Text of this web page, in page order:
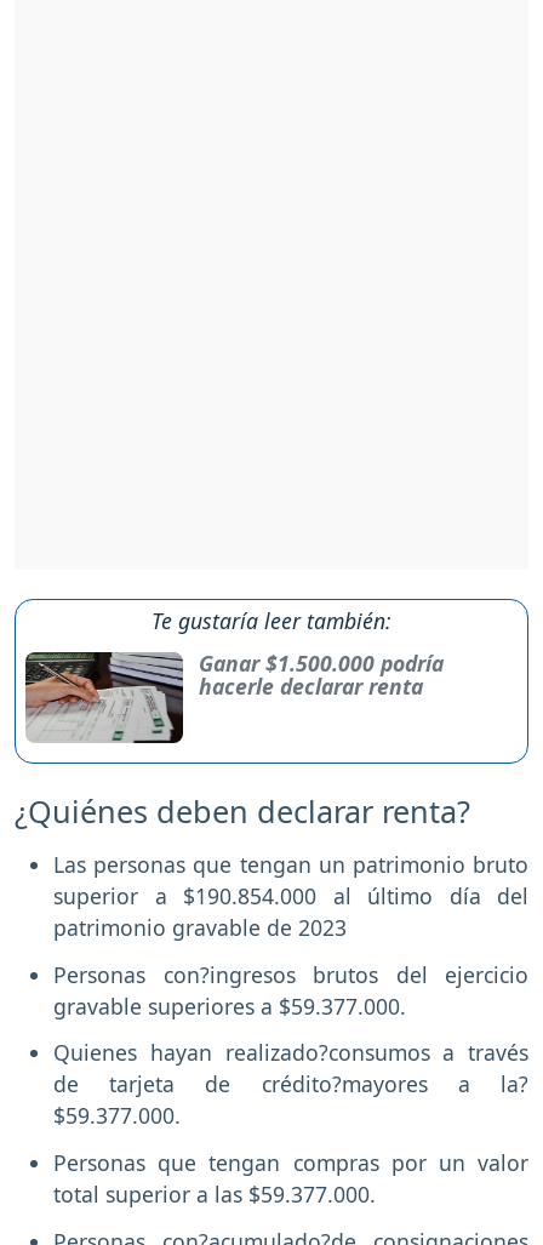
Te gustaría leer también:
Ganar $1.500.000 podría
hacerle declarar renta
¿Quiénes deben declarar renta?
Las personas que tengan un patrimonio bruto
superior a $190.854.000 al último día del
patrimonio gravable de 2023
Personas con?ingresos brutos del ejercicio
gravable superiores a $59.377.000.
Quienes hayan realizado?consumos a través
de tarjeta de crédito?mayores a la?
$59.377.000.
Personas que tengan compras por un valor
total superior a las $59.377.000.